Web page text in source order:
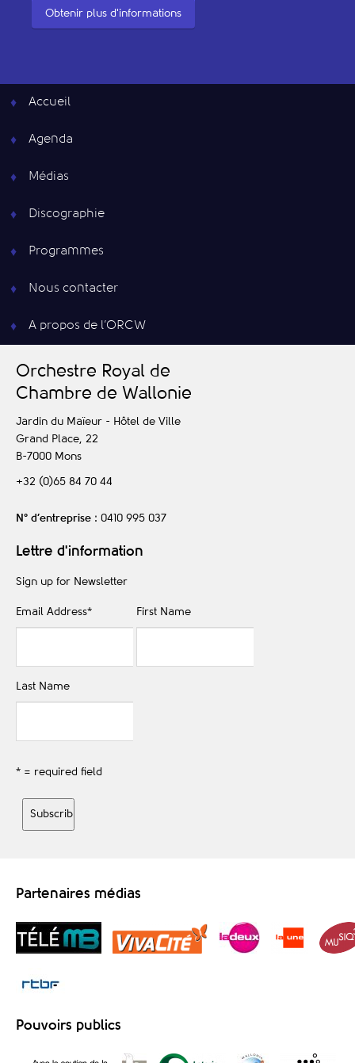
Obtenir plus d'informations
Accueil
Agenda
Médias
Discographie
Programmes
Nous contacter
A propos de l’ORCW
Orchestre Royal de
Chambre de Wallonie
Jardin du Maïeur - Hôtel de Ville
Grand Place, 22
B-7000 Mons
+32 (0)65 84 70 44
N° d’entreprise : 0410 995 037
Lettre d'information
Sign up for Newsletter
Email Address* First Name
Last Name
* = required field
Partenaires médias
Pouvoirs publics